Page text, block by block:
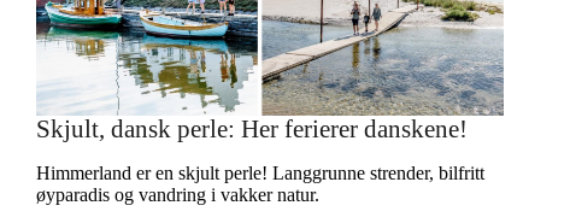
Skjult, dansk perle: Her ferierer danskene!
Himmerland er en skjult perle! Langgrunne strender, bilfritt
øyparadis og vandring i vakker natur.